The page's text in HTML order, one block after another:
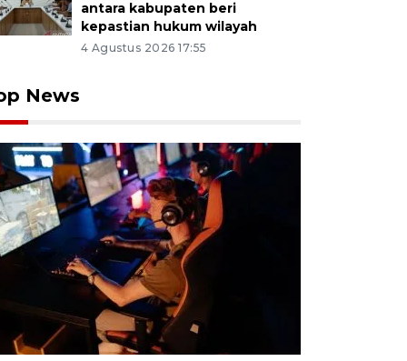
antara kabupaten beri
kepastian hukum wilayah
4 Agustus 2026 17:55
News